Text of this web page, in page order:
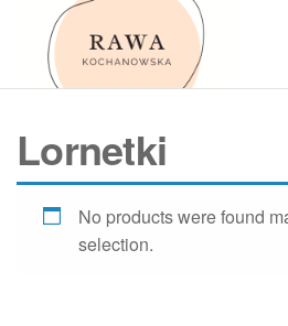
Przejdź
Lornetki
No products were found
selection.